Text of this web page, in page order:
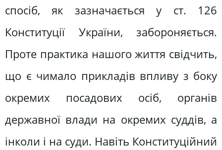
спосіб, як зазначається у ст. 126
Конституції України, заборо­няється.
Проте практика нашого жит­тя свідчить,
що є чимало прикладів впливу з боку
окремих посадових осіб, органів
державної влади на окремих суддів, а
інколи і на суди. Навіть Кон­ституційний